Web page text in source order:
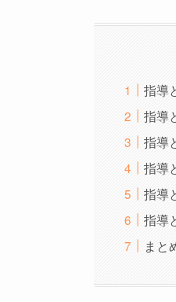
指導
指導
指導
指導
指導
指導
まと